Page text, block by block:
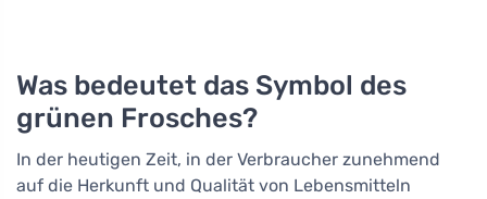
Was bedeutet das Symbol des
grünen Frosches?
In der heutigen Zeit, in der Verbraucher zunehmend
auf die Herkunft und Qualität von Lebensmitteln